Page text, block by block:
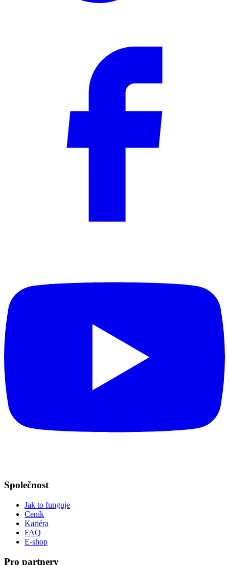
Společnost
Jak to funguje
Ceník
Kariéra
FAQ
E-shop
Pro partnery